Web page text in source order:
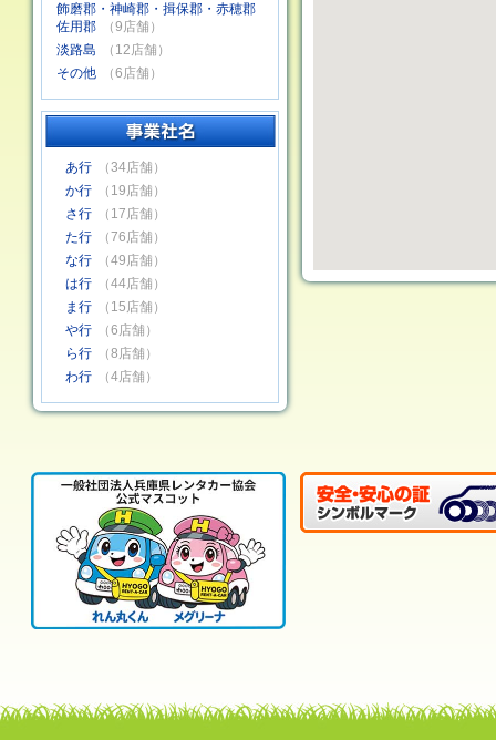
飾磨郡・神崎郡・揖保郡・赤穂郡
佐用郡
（9店舗）
淡路島
（12店舗）
その他
（6店舗）
あ行
（34店舗）
か行
（19店舗）
さ行
（17店舗）
た行
（76店舗）
な行
（49店舗）
は行
（44店舗）
ま行
（15店舗）
や行
（6店舗）
ら行
（8店舗）
わ行
（4店舗）